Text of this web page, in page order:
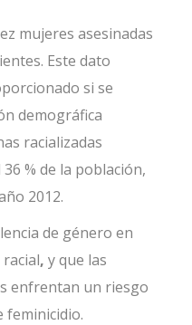
mujeres asesinadas
Este dato
si se
demográfica
racializadas
% de la población,
2012.
de género en
, y que las
enfrentan un riesgo
feminicidio.